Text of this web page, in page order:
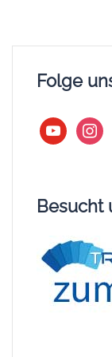
Folge
youtube
Besucht